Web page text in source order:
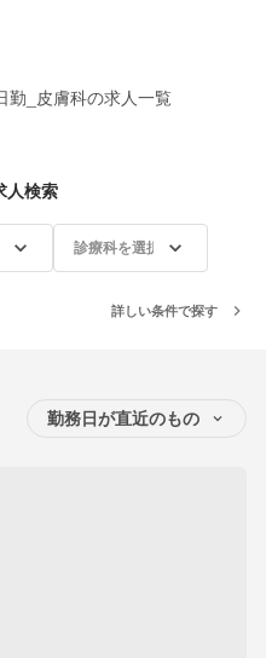
勤_皮膚科の求人一覧
人検索
診療科を選択
詳しい条件で探す
勤務日が直近のもの